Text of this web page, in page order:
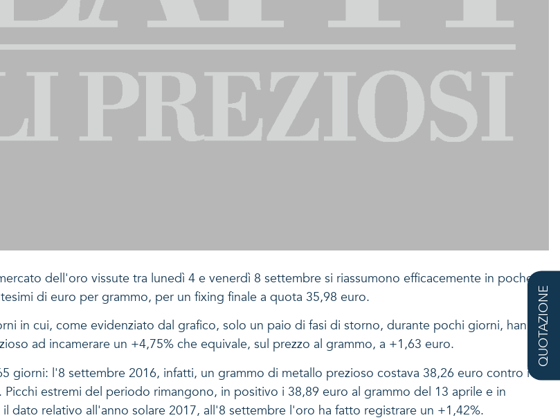
dell'oro vissute tra lunedì 4 e venerdì 8 settembre si riassumono efficacemente in poche
di euro per grammo, per un fixing finale a quota 35,98 euro.
in cui, come evidenziato dal grafico, solo un paio di fasi di storno, durante pochi giorni, hanno
ad incamerare un +4,75% che equivale, sul prezzo al grammo, a +1,63 euro.
giorni: l'8 settembre 2016, infatti, un grammo di metallo prezioso costava 38,26 euro contro i
estremi del periodo rimangono, in positivo i 38,89 euro al grammo del 13 aprile e in
relativo all'anno solare 2017, all'8 settembre l'oro ha fatto registrare un +1,42%.
QUOTAZIONE